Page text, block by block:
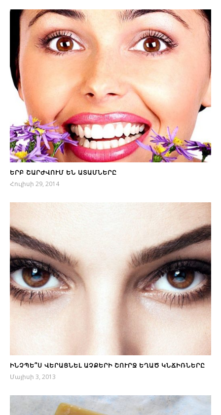
ԵՐԲ ՇԱՐԺՎՈՒՄ ԵՆ ԱՏԱՄՆԵՐԸ
Հուլիսի 29, 2014
ԻՆՉՊԵ՞Ս ՎԵՐԱՑՆԵԼ ԱՉՔԵՐԻ ՇՈՒՐՋ ԵՂԱԾ ԿՆՃԻՌՆԵՐԸ
Մայիսի 3, 2013